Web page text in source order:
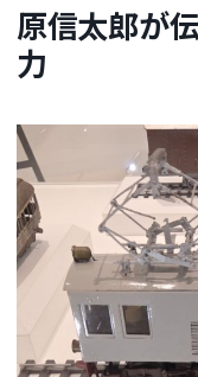
原信太郎が
力